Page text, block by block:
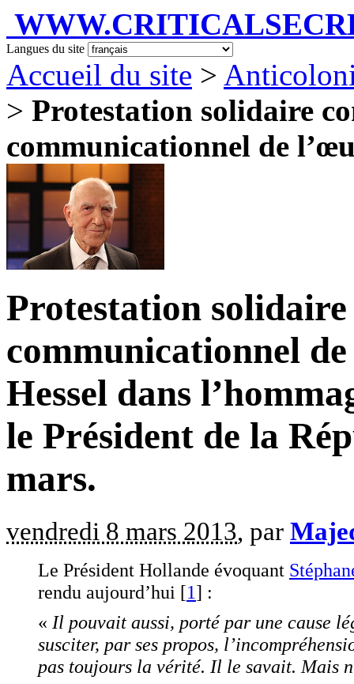
Langues du site
Accueil du site >
> Protestation solidaire
communicationnel de
Protestation
communicationnel
Hessel dans
le Président de la
mars.
vendredi 8 mars 2013, par
Le Président Hollande évoquant
rendu aujourd’hui [1] :
« Il pouvait aussi, porté par une cause
susciter, par ses propos,
pas toujours la vérité. Il le savait. Mais